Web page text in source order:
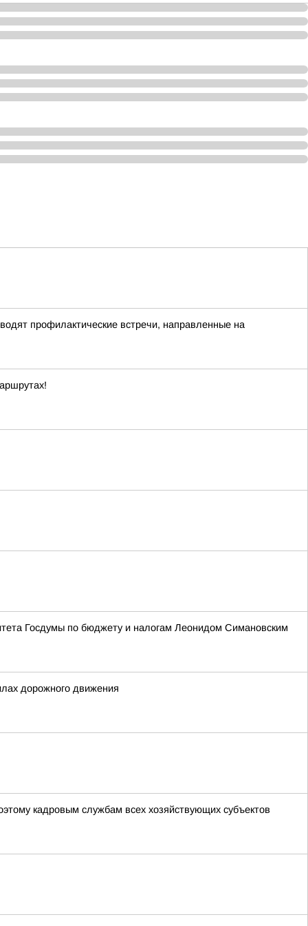
профилактические встречи, направленные на
Госдумы по бюджету и налогам Леонидом Симановским
дорожного движения
кадровым службам всех хозяйствующих субъектов